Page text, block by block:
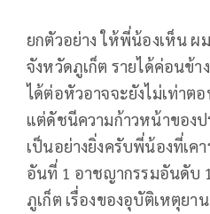
ยกตัวอย่าง ให้พี่น้องเห็น
จังหวัดภูเก็ต รายได้ค่อนข้
ได้ต่อหัวอาจจะยังไม่เท่าต
แต่ดัชนีความก้าวหน้าของ
เป็นอย่างยิ่งครับพี่น้องที่เค
อันที่ 1 อาชญากรรมอันดับ
ภูเก็ต เรื่องของอุบัติเหตุยา